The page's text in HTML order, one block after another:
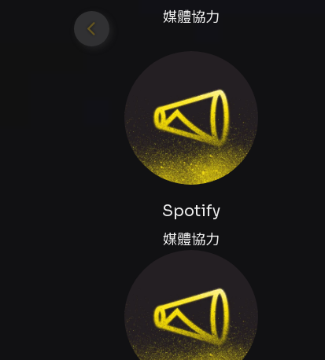
媒體協力
Spotify
媒體協力